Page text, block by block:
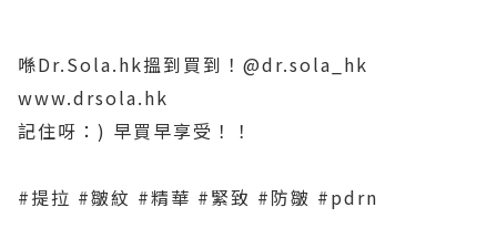
喺Dr.Sola.hk搵到買到！@dr.sola_hk
www.drsola.hk
記住呀：) 早買早享受！！
#提拉 #皺紋 #精華 #緊致 #防皺 #pdrn